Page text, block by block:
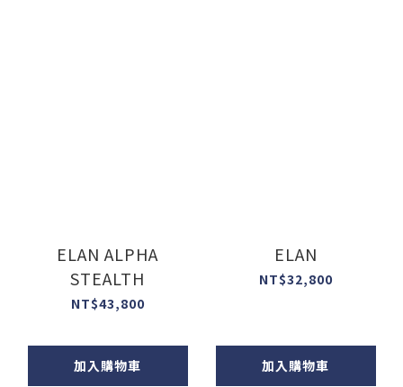
ELAN ALPHA
STEALTH
NT$43,800
加入購物車
ELAN
NT$32,800
加入購物車